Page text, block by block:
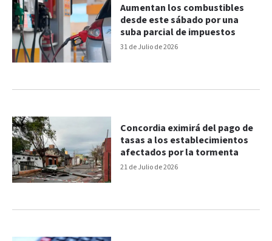
31 de Julio de 2026
Aumentan los combustibles
desde este sábado por una
suba parcial de impuestos
21 de Julio de 2026
Concordia eximirá del pago de
tasas a los establecimientos
afectados por la tormenta